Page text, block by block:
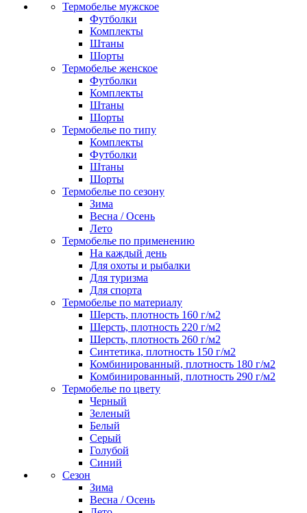
Термобелье мужское
Футболки
Комплекты
Штаны
Шорты
Термобелье женское
Футболки
Комплекты
Штаны
Шорты
Термобелье по типу
Комплекты
Футболки
Штаны
Шорты
Термобелье по сезону
Зима
Весна / Осень
Лето
Термобелье по применению
На каждый день
Для охоты и рыбалки
Для туризма
Для спорта
Термобелье по материалу
Шерсть, плотность 160 г/м2
Шерсть, плотность 220 г/м2
Шерсть, плотность 260 г/м2
Синтетика, плотность 150 г/м2
Комбинированный, плотность 180 г/м2
Комбинированный, плотность 290 г/м2
Термобелье по цвету
Черный
Зеленый
Белый
Серый
Голубой
Синий
Сезон
Зима
Весна / Осень